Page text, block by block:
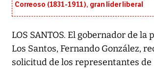
Correoso (1831-1911), gran líder liberal
LOS SANTOS. El gobernador de la
Los Santos, Fernando González,
solicitud de los representantes de